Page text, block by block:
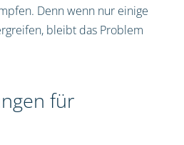
Denn wenn nur einige
bleibt das Problem
für